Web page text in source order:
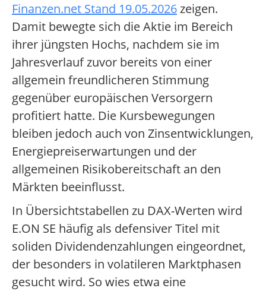
Finanzen.net Stand 19.05.2026zeigen.
Damit bewegte sich die Aktie im Bereich
ihrer jüngsten Hochs, nachdem sie im
Jahresverlauf zuvor bereits von einer
allgemein freundlicheren Stimmung
gegenüber europäischen Versorgern
profitiert hatte. Die Kursbewegungen
bleiben jedoch auch von Zinsentwicklungen,
Energiepreiserwartungen und der
allgemeinen Risikobereitschaft an den
Märkten beeinflusst.
In Übersichtstabellen zu DAX-Werten wird
E.ON SE häufig als defensiver Titel mit
soliden Dividendenzahlungen eingeordnet,
der besonders in volatileren Marktphasen
gesucht wird. So wies etwa eine